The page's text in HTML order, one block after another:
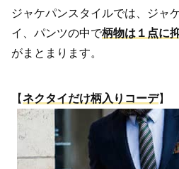
ジャケパンスタイルでは、ジャ
イ、パンツの中で柄物は１点に
がまとまります。
【ネクタイだけ柄入りコーデ】